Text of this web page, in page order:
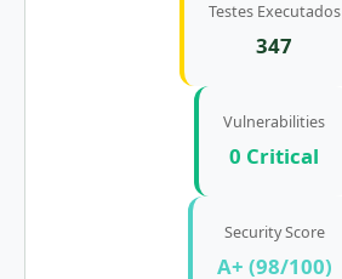
Testes Executados
347
Vulnerabilities
0 Critical
Security Score
A+ (98/100)